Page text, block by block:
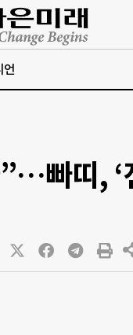
언
빠띠, ‘